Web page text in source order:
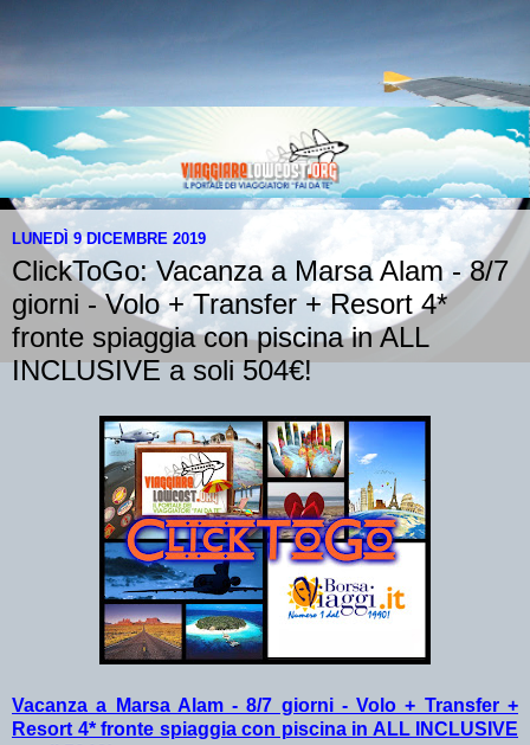
LUNEDÌ 9 DICEMBRE 2019
ClickToGo: Vacanza a Marsa Alam - 8/7
giorni - Volo + Transfer + Resort 4*
fronte spiaggia con piscina in ALL
INCLUSIVE a soli 504€!
Vacanza a Marsa Alam - 8/7 giorni - Volo + Transfer +
Resort 4* fronte spiaggia con piscina in ALL INCLUSIVE